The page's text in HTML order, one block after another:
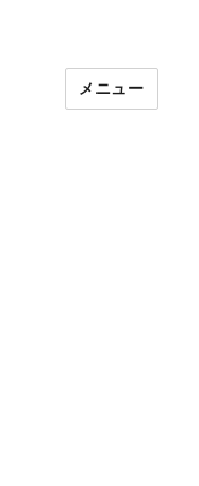
メニュー